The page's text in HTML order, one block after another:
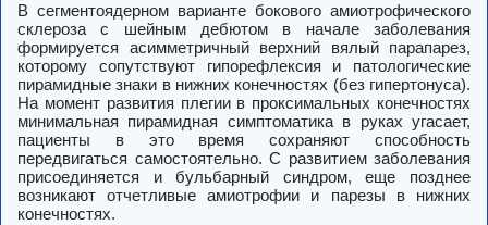
В сегментоядерном варианте бокового амиотрофического
склероза с шейным дебютом в начале заболевания
формируется асимметричный верхний вялый парапарез,
которому сопутствуют гипорефлексия и патологические
пирамидные знаки в нижних конечностях (без гипертонуса).
На момент развития плегии в проксимальных конечностях
минимальная пирамидная симптоматика в руках угасает,
пациенты в это время сохраняют способность
передвигаться самостоятельно. С развитием заболевания
присоединяется и бульбарный синдром, еще позднее
возникают отчетливые амиотрофии и парезы в нижних
конечностях.